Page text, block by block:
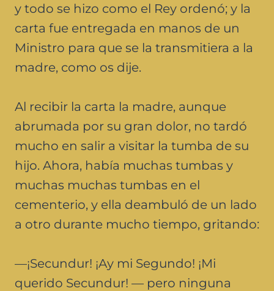
y todo se hizo como el Rey ordenó; y la
carta fue entregada en manos de un
Ministro para que se la transmitiera a la
madre, como os dije.
Al recibir la carta la madre, aunque
abrumada por su gran dolor, no tardó
mucho en salir a visitar la tumba de su
hijo. Ahora, había muchas tumbas y
muchas muchas tumbas en el
cementerio, y ella deambuló de un lado
a otro durante mucho tiempo, gritando:
—¡Secundur! ¡Ay mi Segundo! ¡Mi
querido Secundur! — pero ninguna